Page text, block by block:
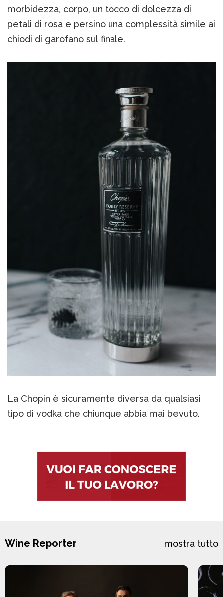
morbidezza, corpo, un tocco di dolcezza di
petali di rosa e persino una complessità simile ai
chiodi di garofano sul finale.
La Chopin è sicuramente diversa da qualsiasi
tipo di vodka che chiunque abbia mai bevuto.
Wine Reporter mostra tutto